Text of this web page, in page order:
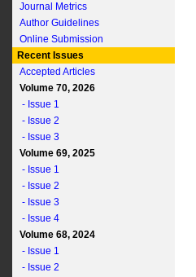
Journal Metrics
Author Guidelines
Online Submission
Recent Issues
Accepted Articles
Volume 70, 2026
- Issue 1
- Issue 2
- Issue 3
Volume 69, 2025
- Issue 1
- Issue 2
- Issue 3
- Issue 4
Volume 68, 2024
- Issue 1
- Issue 2